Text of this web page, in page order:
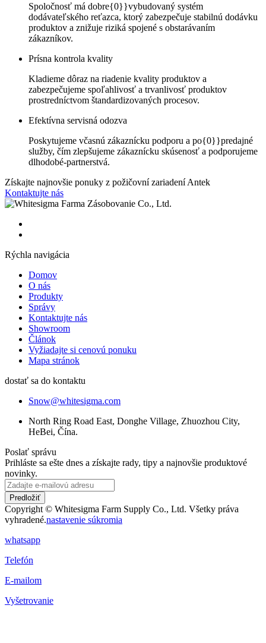
Spoločnosť má dobre{0}}vybudovaný systém
dodávateľského reťazca, ktorý zabezpečuje stabilnú dodávku
produktov a znižuje riziká spojené s obstarávaním
zákazníkov.
Prísna kontrola kvality
Kladieme dôraz na riadenie kvality produktov a
zabezpečujeme spoľahlivosť a trvanlivosť produktov
prostredníctvom štandardizovaných procesov.
Efektívna servisná odozva
Poskytujeme včasnú zákaznícku podporu a po{0}}predajné
služby, čím zlepšujeme zákaznícku skúsenosť a podporujeme
dlhodobé-partnerstvá.
Získajte najnovšie ponuky z požičovní zariadení Antek
Kontaktujte nás
Rýchla navigácia
Domov
O nás
Produkty
Správy
Kontaktujte nás
Showroom
Článok
Vyžiadajte si cenovú ponuku
Mapa stránok
dostať sa do kontaktu
Snow@whitesigma.com
North Ring Road East, Donghe Village, Zhuozhou City,
HeBei, Čína.
Poslať správu
Prihláste sa ešte dnes a získajte rady, tipy a najnovšie produktové
novinky.
Predložiť
Copyright © Whitesigma Farm Supply Co., Ltd. Všetky práva
vyhradené.nastavenie súkromia
whatsapp
Telefón
E-mailom
Vyšetrovanie